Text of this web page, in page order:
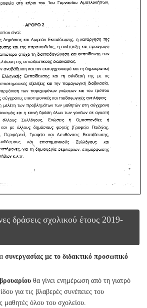
δράσεις σχολικού έτους 2019-
συνεργασίας με το διδακτικό προσωπικό
θα γίνει ενημέρωση από τη γιατρό
για τις βλαβερές συνέπειες του
μαθητές όλου του σχολείου.